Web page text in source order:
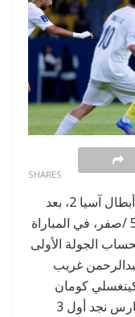
SHARES
تصدر النصر المجموعة الرابعة، لدوري أبطال آسيا 2، بعد
تغلبه على استقلال دوشنبه الطاجيكي 5 /صفر، في المباراة
الجولة الأولى
غريب
«17»، وويسلي «59»، وكينغسلي كومان
«89»، وساديو ماني «90+3»، ليحصد فارس نجد أول 3